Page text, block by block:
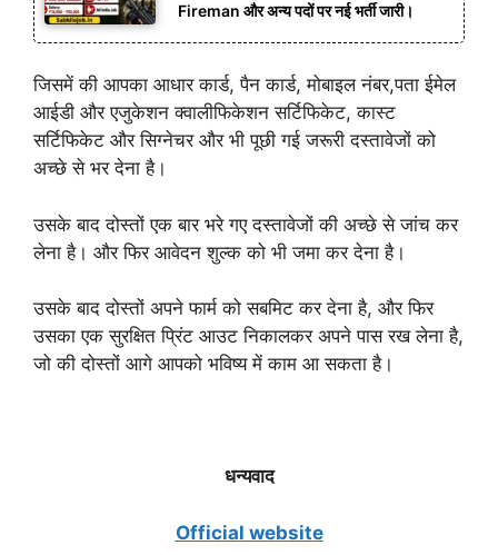
Fireman और अन्य पदों पर नई भर्ती जारी।
जिसमें की आपका आधार कार्ड, पैन कार्ड, मोबाइल नंबर,पता ईमेल
आईडी और एजुकेशन क्वालीफिकेशन सर्टिफिकेट, कास्ट
सर्टिफिकेट और सिग्नेचर और भी पूछी गई जरूरी दस्तावेजों को
अच्छे से भर देना है।
उसके बाद दोस्तों एक बार भरे गए दस्तावेजों की अच्छे से जांच कर
लेना है। और फिर आवेदन शुल्क को भी जमा कर देना है।
उसके बाद दोस्तों अपने फार्म को सबमिट कर देना है, और फिर
उसका एक सुरक्षित प्रिंट आउट निकालकर अपने पास रख लेना है,
जो की दोस्तों आगे आपको भविष्य में काम आ सकता है।
धन्यवाद
Official website